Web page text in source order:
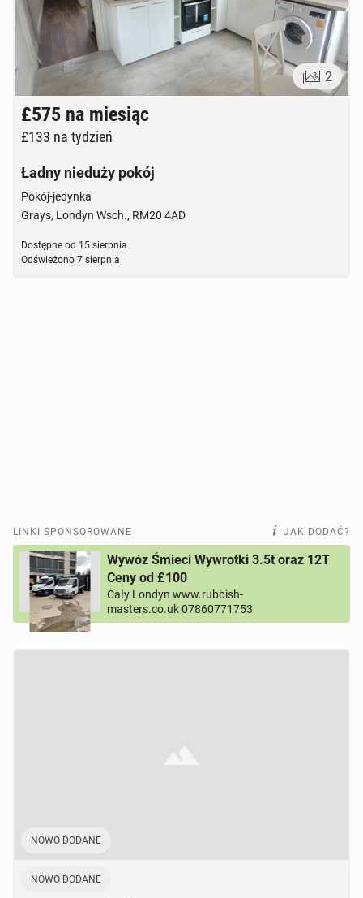
2
£575 na miesiąc
£133 na tydzień
Ładny nieduży pokój
Pokój-jedynka
Grays, Londyn Wsch., RM20 4AD
Dostępne od 15 sierpnia
Odświeżono 7 sierpnia
LINKI SPONSOROWANE JAK DODAĆ?
Wywóz Śmieci Wywrotki 3.5t oraz 12T
Ceny od £100
Cały Londyn www.rubbish-
masters.co.uk 07860771753
NOWO DODANE
NOWO DODANE